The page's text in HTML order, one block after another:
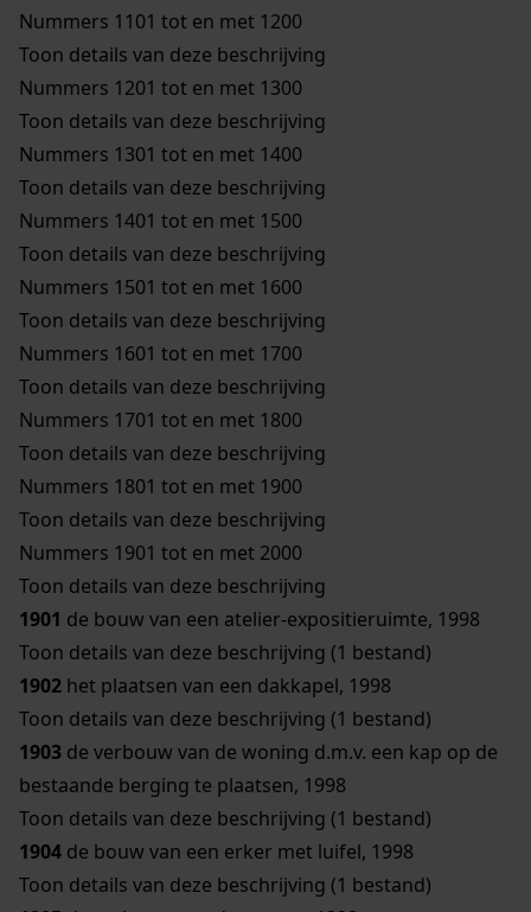
Nummers 1101 tot en met 1200
Toon details van deze beschrijving
Nummers 1201 tot en met 1300
Toon details van deze beschrijving
Nummers 1301 tot en met 1400
Toon details van deze beschrijving
Nummers 1401 tot en met 1500
Toon details van deze beschrijving
Nummers 1501 tot en met 1600
Toon details van deze beschrijving
Nummers 1601 tot en met 1700
Toon details van deze beschrijving
Nummers 1701 tot en met 1800
Toon details van deze beschrijving
Nummers 1801 tot en met 1900
Toon details van deze beschrijving
Nummers 1901 tot en met 2000
Toon details van deze beschrijving
1901 de bouw van een atelier-expositieruimte, 1998
Toon details van deze beschrijving (1 bestand)
1902 het plaatsen van een dakkapel, 1998
Toon details van deze beschrijving (1 bestand)
1903 de verbouw van de woning d.m.v. een kap op de
bestaande berging te plaatsen, 1998
Toon details van deze beschrijving (1 bestand)
1904 de bouw van een erker met luifel, 1998
Toon details van deze beschrijving (1 bestand)